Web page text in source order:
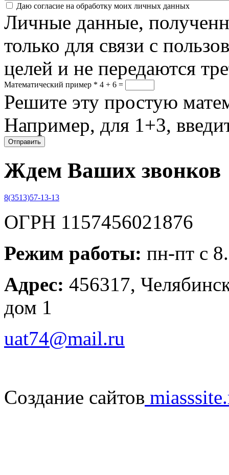
Соглашение*
Даю согласие на обработку моих личных данных
Личные данные,
только для связи с
целей и не передаются
Математический пример * 4 + 6 =
Решите эту простую
Например, для 1+3,
Ждем Ваших звонков
8(3513)57-13-13
ОГРН 1157456021876
Режим работы: пн-пт с
Адрес: 456317,
дом 1
uat74@mail.ru
Создание сайтов